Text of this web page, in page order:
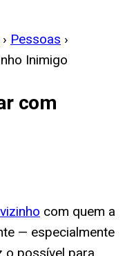
› Pessoas ›
Inimigo
com
vizinho com quem a
— especialmente